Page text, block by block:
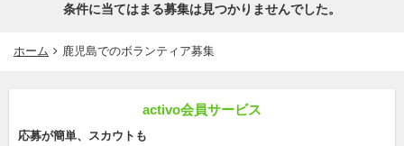
条件に当てはまる募集は見つかりませんでした。
ホーム 鹿児島でのボランティア募集
activo会員サービス
応募が簡単、スカウトも